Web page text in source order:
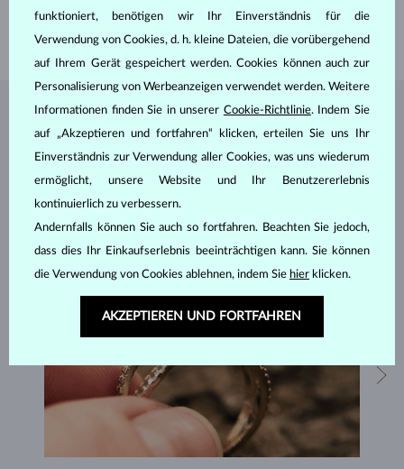
LÄNGE 180.00 mm
GEWICHT 1.15 g
SCHMUCK AUS DEMKLENOTA ATELIER
funktioniert, benötigen wir Ihr Einverständnis für die
Verwendung von Cookies, d. h. kleine Dateien, die vorübergehend
auf Ihrem Gerät gespeichert werden. Cookies können auch zur
Personalisierung von Werbeanzeigen verwendet werden. Weitere
Informationen finden Sie in unserer Cookie-Richtlinie. Indem Sie
auf „Akzeptieren und fortfahren“ klicken, erteilen Sie uns Ihr
Einverständnis zur Verwendung aller Cookies, was uns wiederum
ermöglicht, unsere Website und Ihr Benutzererlebnis
kontinuierlich zu verbessern.
Andernfalls können Sie auch so fortfahren. Beachten Sie jedoch,
dass dies Ihr Einkaufserlebnis beeinträchtigen kann. Sie können
die Verwendung von Cookies ablehnen, indem Sie hier klicken.
AKZEPTIEREN UND FORTFAHREN